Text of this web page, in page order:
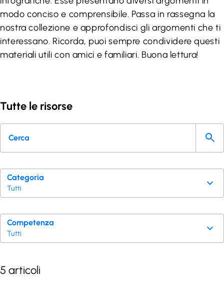
modo conciso e comprensibile. Passa in rassegna la
nostra collezione e approfondisci gli argomenti che ti
interessano. Ricorda, puoi sempre condividere questi
materiali utili con amici e familiari. Buona lettura!
Tutte le risorse
Categoria
Tutti
Competenza
Tutti
5 articoli